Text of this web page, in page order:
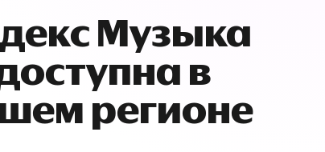
Музыка
в
регионе